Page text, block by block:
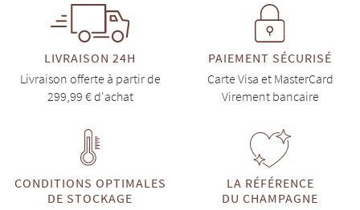
LIVRAISON 24H
Livraison offerte à partir de
299,99 € d'achat
PAIEMENT SÉCURISÉ
Carte Visa et MasterCard
Virement bancaire
CONDITIONS OPTIMALES
DE STOCKAGE
LA RÉFÉRENCE
DU CHAMPAGNE